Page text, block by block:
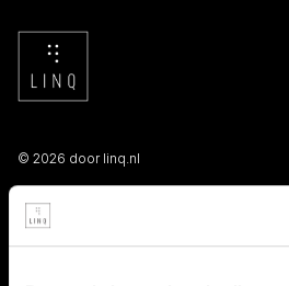
© 2026 door linq.nl
LINKS